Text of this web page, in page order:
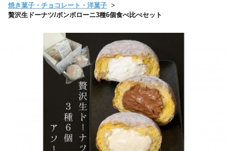
焼き菓子・チョコレート・洋菓子
贅沢生ドーナツ/ボンボローニ3種6個食べ比べセット